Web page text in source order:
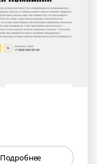
Подробнее